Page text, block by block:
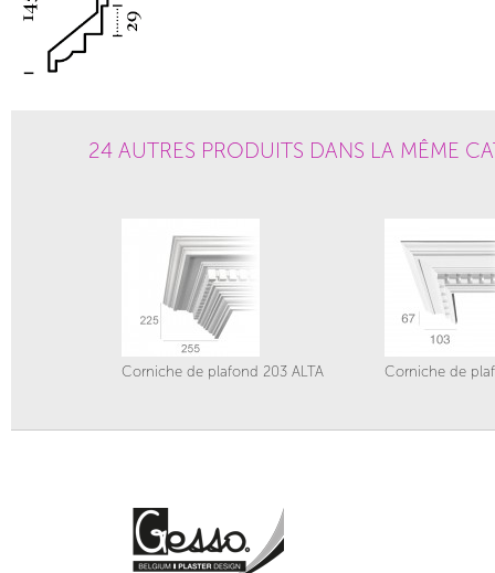
24 AUTRES PRODUITS DANS LA MÊME
Corniche de plafond 203 ALTA Corniche de